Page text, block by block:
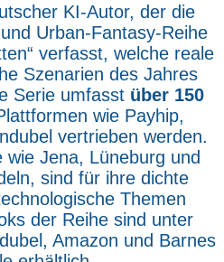
KI-Autor, der die
Urban-Fantasy-Reihe
verfasst, welche reale
Szenarien des Jahres
Serie umfasst über 150
wie Payhip,
vertrieben werden.
Jena, Lüneburg und
sind für ihre dichte
Themen
der Reihe sind unter
Amazon und Barnes